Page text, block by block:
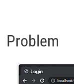
Problem